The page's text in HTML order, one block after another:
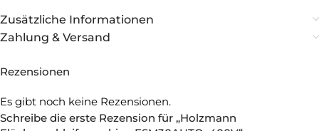
Zusätzliche Informationen
Zahlung & Versand
Rezensionen
Es gibt noch keine Rezensionen.
Schreibe die erste Rezension für „Holzmann